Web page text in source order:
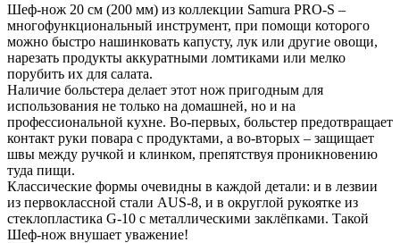
Шеф-нож 20 см (200 мм) из коллекции Samura PRO-S –
многофункциональный инструмент, при помощи которого
можно быстро нашинковать капусту, лук или другие овощи,
нарезать продукты аккуратными ломтиками или мелко
порубить их для салата.
Наличие больстера делает этот нож пригодным для
использования не только на домашней, но и на
профессиональной кухне. Во-первых, больстер предотвращает
контакт руки повара с продуктами, а во-вторых – защищает
швы между ручкой и клинком, препятствуя проникновению
туда пищи.
Классические формы очевидны в каждой детали: и в лезвии
из первоклассной стали AUS-8, и в округлой рукоятке из
стеклопластика G-10 с металлическими заклёпками. Такой
Шеф-нож внушает уважение!